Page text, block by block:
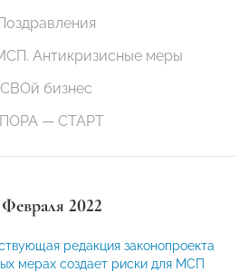
Антикризисные меры
СВОй бизнес
— СТАРТ
2022
редакция законопроекта
мерах создает риски для МСП